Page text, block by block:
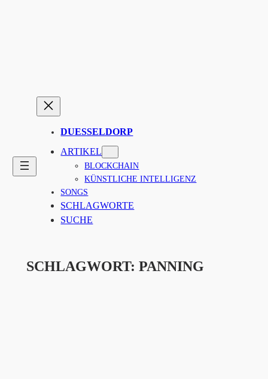
DUESSELDORP
ARTIKEL
BLOCKCHAIN
KÜNSTLICHE INTELLIGENZ
SONGS
SCHLAGWORTE
SUCHE
SCHLAGWORT: PANNING